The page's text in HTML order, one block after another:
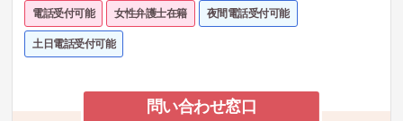
電話受付可能 女性弁護士在籍 夜間電話受付可能
土日電話受付可能
問い合わせ窓口